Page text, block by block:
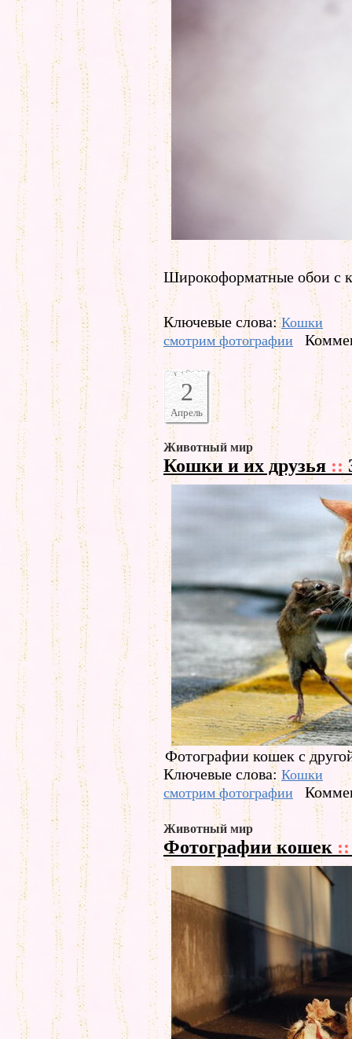
Широкоформатные обои с
Ключевые слова:Кошки
смотрим фотографии
2
Апрель
Животный мир
Кошки и их друзья ::
Фотографии кошек с
Ключевые слова:Кошки
смотрим фотографии
Животный мир
Фотографии кошек ::